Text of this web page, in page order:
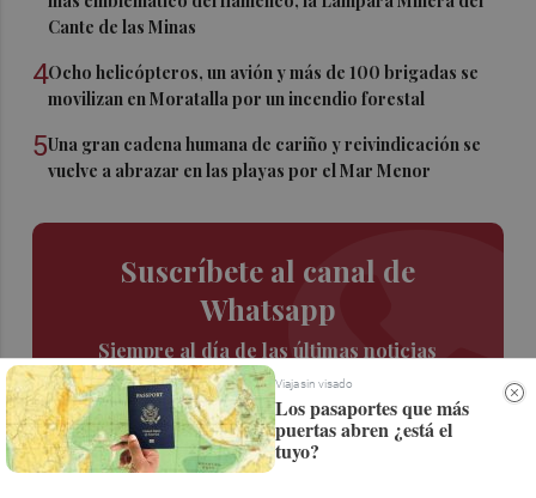
Cante de las Minas
4Ocho helicópteros, un avión y más de 100 brigadas se
movilizan en Moratalla por un incendio forestal
5Una gran cadena humana de cariño y reivindicación se
vuelve a abrazar en las playas por el Mar Menor
Suscríbete al canal de
Whatsapp
Siempre al día de las últimas noticias
¡Quiero suscribirme!
Viaja sin visado
Los pasaportes que más
puertas abren ¿está el
tuyo?